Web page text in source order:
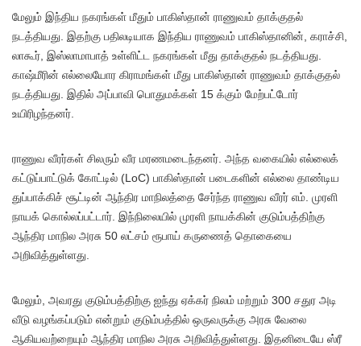
மேலும் இந்திய நகரங்கள் மீதும் பாகிஸ்தான் ராணுவம் தாக்குதல்
நடத்தியது. இதற்கு பதிலடியாக இந்திய ராணுவம் பாகிஸ்தானின், கராச்சி,
லாகூர், இஸ்லாமாபாத் உள்ளிட்ட நகரங்கள் மீது தாக்குதல் நடத்தியது.
காஷ்மீரின் எல்லையோர கிராமங்கள் மீது பாகிஸ்தான் ராணுவம் தாக்குதல்
நடத்தியது. இதில் அப்பாவி பொதுமக்கள் 15 க்கும் மேற்பட்டோர்
உயிரிழந்தனர்.
ராணுவ வீரர்கள் சிலரும் வீர மரணமடைந்தனர். அந்த வகையில் எல்லைக்
கட்டுப்பாட்டுக் கோட்டில் (LoC) பாகிஸ்தான் படைகளின் எல்லை தாண்டிய
துப்பாக்கிச் சூட்டின் ஆந்திர மாநிலத்தை சேர்ந்த ராணுவ வீரர் எம். முரளி
நாயக் கொல்லப்பட்டார். இந்நிலையில் முரளி நாயக்கின் குடும்பத்திற்கு
ஆந்திர மாநில அரசு 50 லட்சம் ரூபாய் கருணைத் தொகையை
அறிவித்துள்ளது.
மேலும், அவரது குடும்பத்திற்கு ஐந்து ஏக்கர் நிலம் மற்றும் 300 சதுர அடி
வீடு வழங்கப்படும் என்றும் குடும்பத்தில் ஒருவருக்கு அரசு வேலை
ஆகியவற்றையும் ஆந்திர மாநில அரசு அறிவித்துள்ளது. இதனிடையே ஸ்ரீ